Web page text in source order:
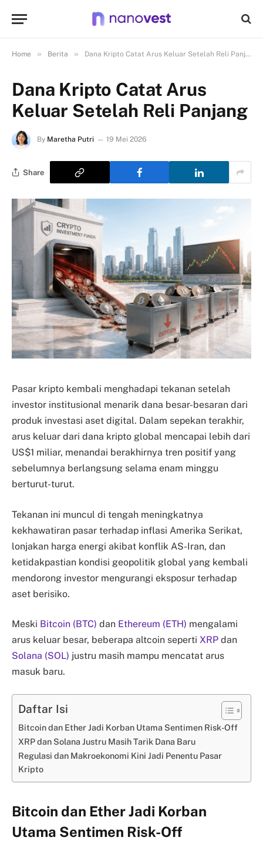
Home » Berita » Dana Kripto Catat Arus Keluar Setelah Reli Panjang
Dana Kripto Catat Arus
Keluar Setelah Reli Panjang
By Maretha Putri 19 Mei 2026
Share
Pasar kripto kembali menghadapi tekanan setelah
investor institusional menarik dana besar-besaran dari
produk investasi aset digital. Dalam sepekan terakhir,
arus keluar dari dana kripto global mencapai lebih dari
US$1 miliar, menandai berakhirnya tren positif yang
sebelumnya berlangsung selama enam minggu
berturut-turut.
Tekanan ini muncul di tengah meningkatnya
kekhawatiran pasar terhadap inflasi Amerika Serikat,
lonjakan harga energi akibat konflik AS-Iran, dan
ketidakpastian kondisi geopolitik global yang kembali
mendorong investor mengurangi eksposur terhadap
aset berisiko.
Meski Bitcoin (BTC) dan Ethereum (ETH) mengalami
arus keluar besar, beberapa altcoin seperti XRP dan
Solana (SOL) justru masih mampu mencatat arus
masuk baru.
Daftar Isi
Bitcoin dan Ether Jadi Korban Utama Sentimen Risk-Off
XRP dan Solana Justru Masih Tarik Dana Baru
Regulasi dan Makroekonomi Kini Jadi Penentu Pasar
Kripto
Bitcoin dan Ether Jadi Korban
Utama Sentimen Risk-Off